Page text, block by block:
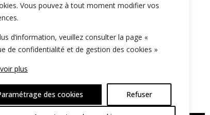
Vous pouvez à tout moment modifier vos
d’information, veuillez consulter la page «
de confidentialité et de gestion des cookies »
plus
des cookies Refuser